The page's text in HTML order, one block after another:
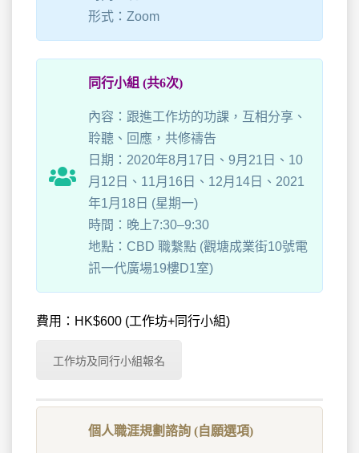
形式：Zoom
同行小組 (共6次)
內容：跟進工作坊的功課，互相分享、
聆聽、回應，共修禱告
日期：2020年8月17日、9月21日、10
月12日、11月16日、12月14日、2021
年1月18日 (星期一)
時間：晚上7:30–9:30
地點：CBD 職繫點 (觀塘成業街10號電
訊一代廣場19樓D1室)
費用：HK$600 (工作坊+同行小組)
工作坊及同行小組報名
個人職涯規劃諮詢 (自願選項)